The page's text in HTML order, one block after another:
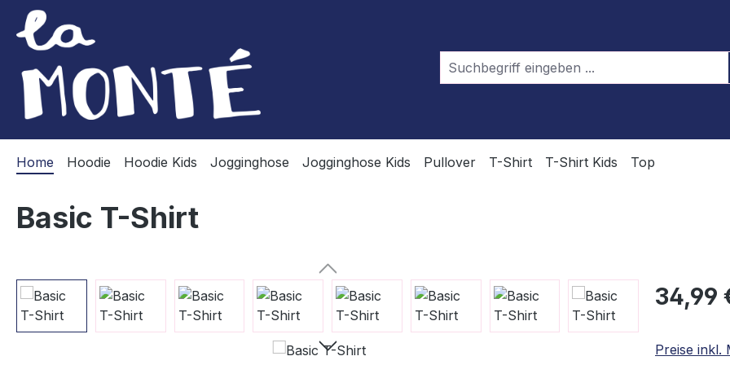
Hauptinhalt springen
Zur Suche springen
Zur Hauptnavigation springen
Home Hoodie Hoodie Kids Jogginghose Jogginghose Kids Pullover T-Shirt T-Shirt Kids Top
Basic T-Shirt
Regulärer
34,99
Preise inkl.